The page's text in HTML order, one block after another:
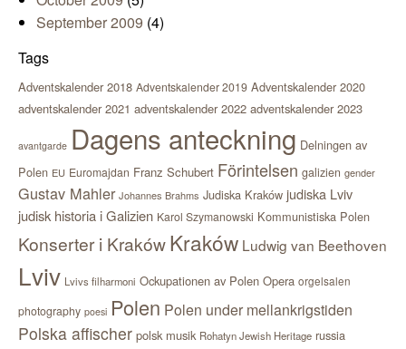
September 2009 (4)
Tags
Adventskalender 2018 Adventskalender 2019 Adventskalender 2020
adventskalender 2021 adventskalender 2022 adventskalender 2023
avantgarde Dagens anteckning Delningen av
Polen EU Euromajdan Franz Schubert Förintelsen galizien gender
Gustav Mahler Johannes Brahms Judiska Kraków judiska Lviv
judisk historia i Galizien Karol Szymanowski Kommunistiska Polen
Konserter i KrakówKraków Ludwig van Beethoven
Lviv Lvivs filharmoni Ockupationen av Polen Opera orgelsalen
photography poesi Polen Polen under mellankrigstiden
Polska affischer polsk musik Rohatyn Jewish Heritage russia